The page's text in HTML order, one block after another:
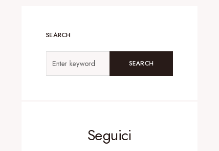
SEARCH
SEARCH
Seguici